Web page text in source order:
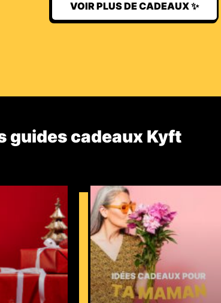
VOIR PLUS DE CADEAUX ✨
guides cadeaux Kyft​